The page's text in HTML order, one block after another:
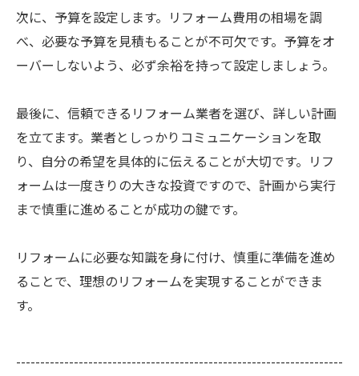
次に、予算を設定します。リフォーム費用の相場を調
べ、必要な予算を見積もることが不可欠です。予算をオ
ーバーしないよう、必ず余裕を持って設定しましょう。
最後に、信頼できるリフォーム業者を選び、詳しい計画
を立てます。業者としっかりコミュニケーションを取
り、自分の希望を具体的に伝えることが大切です。リフ
ォームは一度きりの大きな投資ですので、計画から実行
まで慎重に進めることが成功の鍵です。
リフォームに必要な知識を身に付け、慎重に準備を進め
ることで、理想のリフォームを実現することができま
す。
--------------------------------------------------------------------